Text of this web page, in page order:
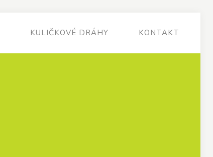
KULIČKOVÉ DRÁHY KONTAKT